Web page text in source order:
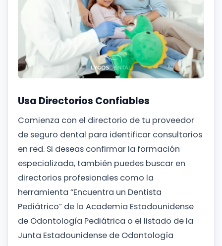
Usa Directorios Confiables
Comienza con el directorio de tu proveedor
de seguro dental para identificar consultorios
en red. Si deseas confirmar la formación
especializada, también puedes buscar en
directorios profesionales como la
herramienta “Encuentra un Dentista
Pediátrico” de la Academia Estadounidense
de Odontología Pediátrica o el listado de la
Junta Estadounidense de Odontología